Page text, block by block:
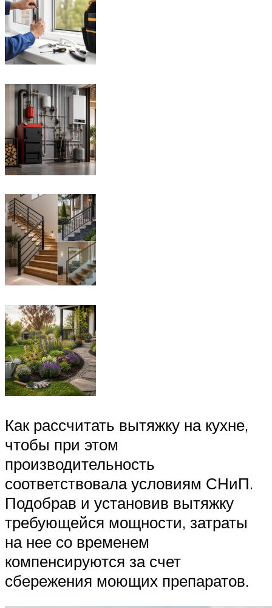
Как рассчитать вытяжку на кухне,
чтобы при этом
производительность
соответствовала условиям СНиП.
Подобрав и установив вытяжку
требующейся мощности, затраты
на нее со временем
компенсируются за счет
сбережения моющих препаратов.